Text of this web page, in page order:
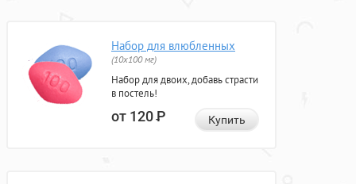
Набор для влюбленных
(10х100 мг)
Набор для двоих, добавь страсти
в постель!
от 120Р Купить